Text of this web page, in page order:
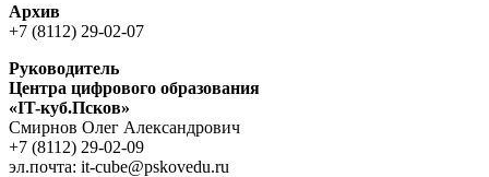
Архив
+7 (8112) 29-02-07
Руководитель
Центра цифрового образования
«IT-куб.Псков»
Cмирнов Oлег Aлександрович
+7 (8112) 29-02-09
эл.почта: it-cube@pskovedu.ru